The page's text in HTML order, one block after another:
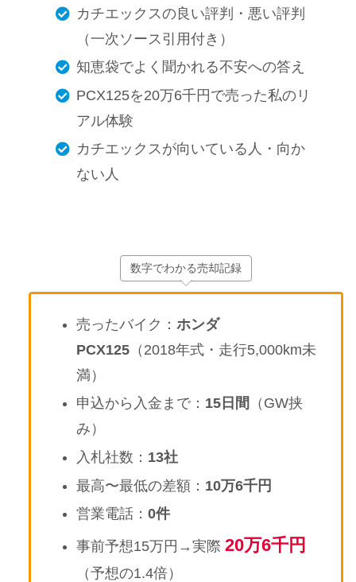
カチエックスの良い評判・悪い評判
（一次ソース引用付き）
知恵袋でよく聞かれる不安への答え
PCX125を20万6千円で売った私のリ
アル体験
カチエックスが向いている人・向か
ない人
数字でわかる売却記録
売ったバイク： ホンダ
PCX125（2018年式・走行5,000km未
満）
申込から入金まで： 15日間 （GW挟
み）
入札社数： 13社
最高〜最低の差額： 10万6千円
営業電話： 0件
事前予想15万円→実際 20万6千円
（予想の1.4倍）